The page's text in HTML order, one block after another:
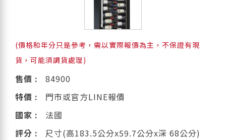
(價格和年分只是參考，需以實際報價為主，不保證有現
貨，可能須調貨處理)
售價 :
84900
特價 :
門市或官方LINE報價
國家 :
法國
評分 :
尺寸(高183.5公分x59.7公分x深 68公分)